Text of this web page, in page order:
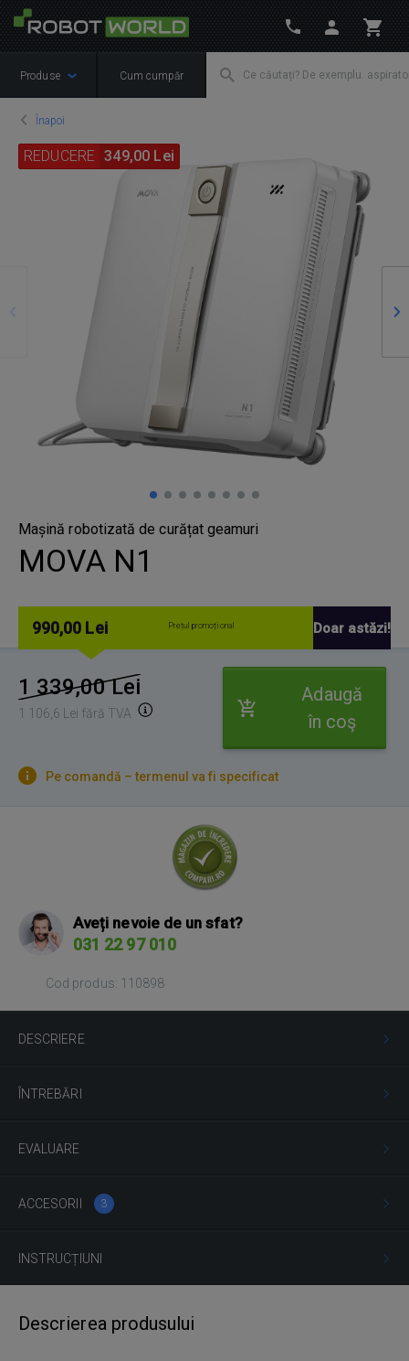
Produse Cum cumpăr
Înapoi
REDUCERE 349,00 Lei
Mașină robotizată de curățat geamuri
MOVA N1
990,00 Lei Prețul promoțional Doar astăzi!
1 339,00 Lei
1 106,6 Lei fără TVA
Adaugă
în coş
Pe comandă – termenul va fi specificat
Aveți nevoie de un sfat?
031 22 97 010
Cod produs: 110898
DESCRIERE
ÎNTREBĂRI
EVALUARE
ACCESORII 3
INSTRUCȚIUNI
Descrierea produsului